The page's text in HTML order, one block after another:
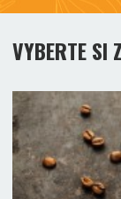
VYBERTE SI